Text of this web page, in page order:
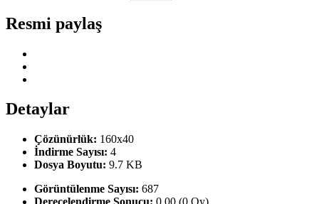
Resmi paylaş
Detaylar
Çözünürlük: 160x40
İndirme Sayısı: 4
Dosya Boyutu: 9.7 KB
Görüntülenme Sayısı: 687